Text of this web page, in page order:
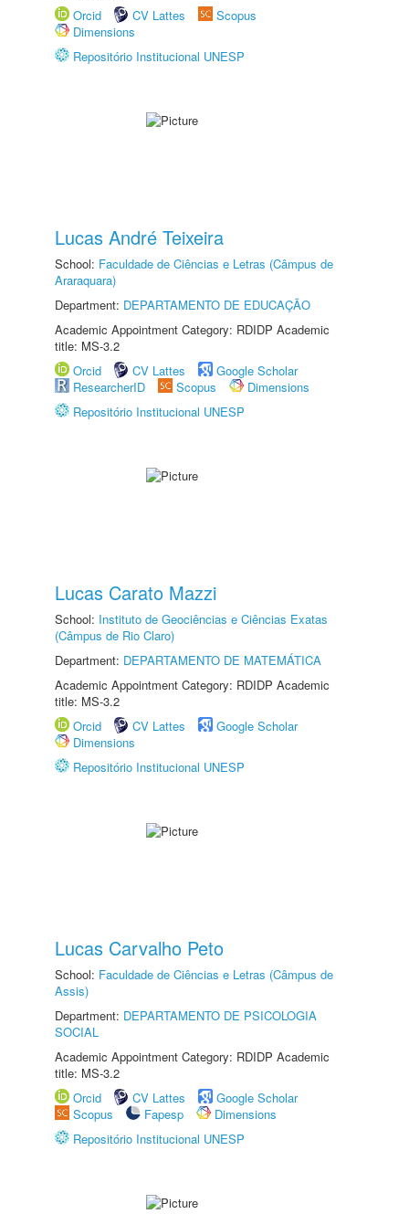
Orcid
CV Lattes
Scopus
Dimensions
Repositório Institucional UNESP
Lucas André Teixeira
School: Faculdade de Ciências e Letras (Câmpus de
Araraquara)
Department: DEPARTAMENTO DE EDUCAÇÃO
Academic Appointment Category: RDIDP Academic
title: MS-3.2
Orcid
CV Lattes
Google Scholar
ResearcherID
Scopus
Dimensions
Repositório Institucional UNESP
Lucas Carato Mazzi
School: Instituto de Geociências e Ciências Exatas
(Câmpus de Rio Claro)
Department: DEPARTAMENTO DE MATEMÁTICA
Academic Appointment Category: RDIDP Academic
title: MS-3.2
Orcid
CV Lattes
Google Scholar
Dimensions
Repositório Institucional UNESP
Lucas Carvalho Peto
School: Faculdade de Ciências e Letras (Câmpus de
Assis)
Department: DEPARTAMENTO DE PSICOLOGIA
SOCIAL
Academic Appointment Category: RDIDP Academic
title: MS-3.2
Orcid
CV Lattes
Google Scholar
Scopus
Fapesp
Dimensions
Repositório Institucional UNESP